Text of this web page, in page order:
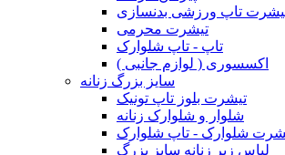
تاپ ورزشی بدنسازی
تیشرت محرمی
تاپ - تاپ شلوارک
اکسسوری ( لوازم جانبی )
سایز بزرگ زنانه
تیشرت بلوز تاپ تونیک
شلوار و شلوارک زنانه
شلوارک - تاپ شلوارک
لباس زیر زنانه سایز بزرگ